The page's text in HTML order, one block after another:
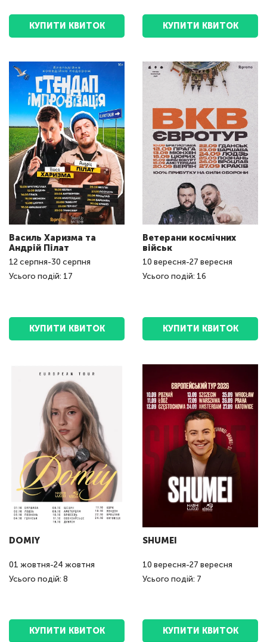
КУПИТИ КВИТОК КУПИТИ КВИТОК
Василь Харизма та
Андрій Пілат
12серпня-30 серпня
Усього подій: 17
КУПИТИ КВИТОК
Ветерани космічних
військ
10 вересня-27 вересня
Усього подій: 16
КУПИТИ КВИТОК
DOMIY
01 жовтня-24 жовтня
Усього подій: 8
КУПИТИ КВИТОК
SHUMEI
10 вересня-27 вересня
Усього подій: 7
КУПИТИ КВИТОК